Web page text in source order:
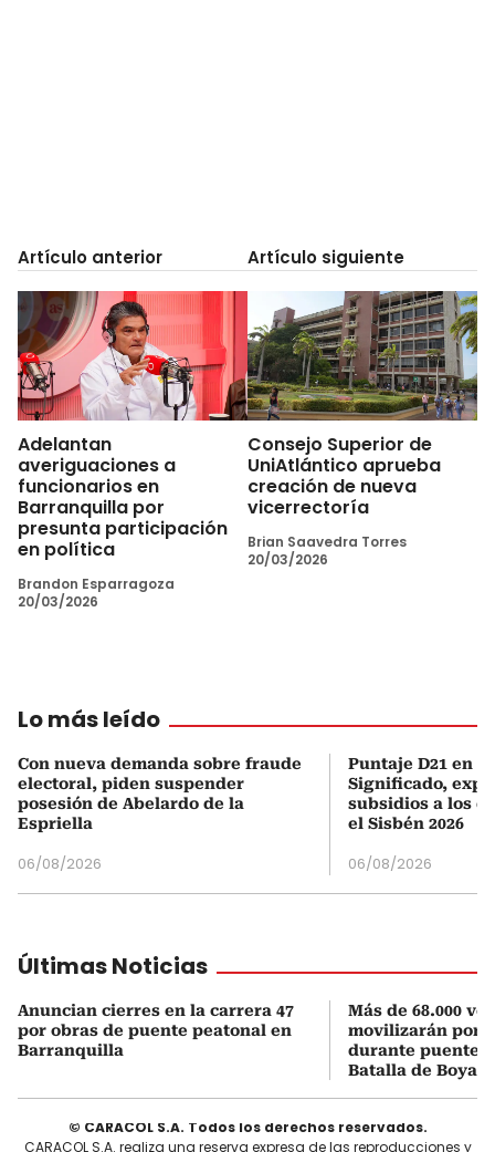
Artículo anterior
Adelantan
averiguaciones a
funcionarios en
Barranquilla por
presunta participación
en política
Brandon Esparragoza
20/03/2026
Artículo siguiente
Consejo Superior de
UniAtlántico aprueba
creación de nueva
vicerrectoría
Brian Saavedra Torres
20/03/2026
Lo más leído
Con nueva demanda sobre fraude
electoral, piden suspender
posesión de Abelardo de la
Espriella
06/08/2026
Puntaje D21 en
Significado,
subsidios a los
el Sisbén 2026
06/08/2026
Últimas Noticias
Anuncian cierres en la carrera 47
por obras de puente peatonal en
Barranquilla
Más de 68.000
movilizarán por
durante puente
Batalla de Boyacá
© CARACOL S.A. Todos los derechos reservados.
CARACOL S.A. realiza una reserva expresa de las reproducciones y